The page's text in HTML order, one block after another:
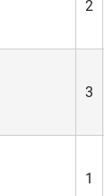
2
3
1